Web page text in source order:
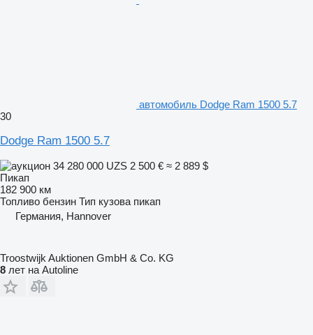
автомобиль Dodge Ram 1500 5.7
30
Dodge Ram 1500 5.7
34 280 000 UZS 2 500 € ≈ 2 889 $
Пикап
182 900 км
Топливо бензин Тип кузова пикап
Германия, Hannover
Troostwijk Auktionen GmbH & Co. KG
8 лет на Autoline